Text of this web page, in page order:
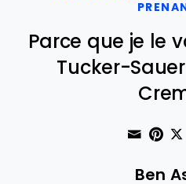
Parce que je le
Tucker-
Ben